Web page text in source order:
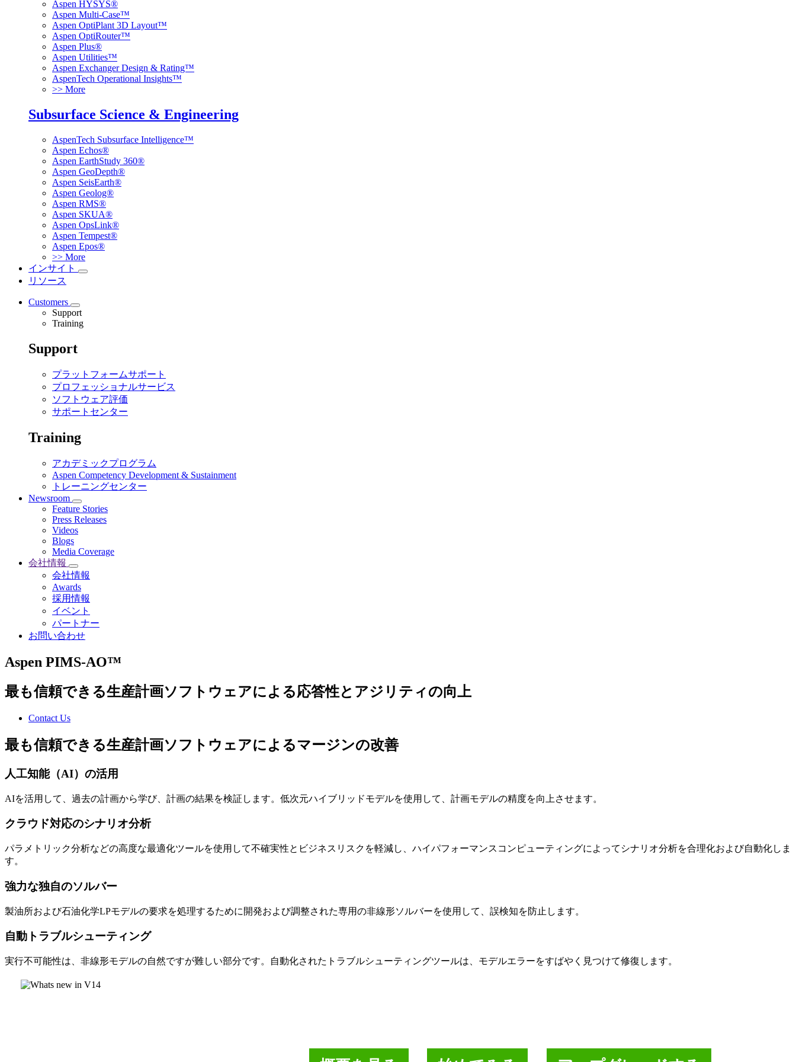
Aspen HYSYS®
Aspen Multi-Case™
Aspen OptiPlant 3D Layout™
Aspen OptiRouter™
Aspen Plus®
Aspen Utilities™
Aspen Exchanger Design & Rating™
AspenTech Operational Insights™
>> More
Subsurface Science & Engineering
AspenTech Subsurface Intelligence™
Aspen Echos®
Aspen EarthStudy 360®
Aspen GeoDepth®
Aspen SeisEarth®
Aspen Geolog®
Aspen RMS®
Aspen SKUA®
Aspen OpsLink®
Aspen Tempest®
Aspen Epos®
>> More
インサイト
リソース
Customers
Support
Training
Support
プラットフォームサポート
プロフェッショナルサービス
ソフトウェア評価
サポートセンター
Training
アカデミックプログラム
Aspen Competency Development & Sustainment
トレーニングセンター
Newsroom
Feature Stories
Press Releases
Videos
Blogs
Media Coverage
会社情報
会社情報
Awards
採用情報
イベント
パートナー
お問い合わせ
Aspen PIMS-AO™
最も信頼できる生産計画ソフトウェアによる応答性とアジリティの向上
Contact Us
最も信頼できる生産計画ソフトウェアによるマージンの改善
人工知能（AI）の活用
AIを活用して、過去の計画から学び、計画の結果を検証します。低次元ハイブリッドモデルを使用して、計画モデルの精度を向上させます。
クラウド対応のシナリオ分析
パラメトリック分析などの高度な最適化ツールを使用して不確実性とビジネスリスクを軽減し、ハイパフォーマンスコンピューティングによってシナリオ分析を合理化および自動化しま
す。
強力な独自のソルバー
製油所および石油化学LPモデルの要求を処理するために開発および調整された専用の非線形ソルバーを使用して、誤検知を防止します。
自動トラブルシューティング
実行不可能性は、非線形モデルの自然ですが難しい部分です。自動化されたトラブルシューティングツールは、モデルエラーをすばやく見つけて修復します。